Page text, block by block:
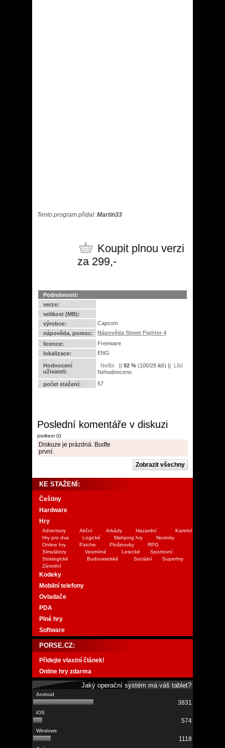
Tento program přidal: Martin33
Koupit plnou verzi
za 299,-
Podrobnosti:
verze:
velikost (MB):
výrobce:
Capcom
nápověda, pomoc:
Nápověda Street Fighter 4
licence:
Freeware
lokalizace:
ENG
Hodnocení
uživateli:
|| 92 % (100/28 lidí) ||
Nehodnoceno
počet stažení:
57
Poslední komentáře v diskuzi
(celkem 0)
Diskuze je prázdná. Buďte
první.
KE STAŽENÍ:
Češtiny
Hardware
Hry
Adventury Akční Arkády Hazardní
Karetní
Hry pro dva
Logické Mahjong hry
Novinky
Online hry
Patche Plošinovky
RPG
Simulátory
Vesmírné Letecké
Sportovní
Strategické
Budovatelské Sociální
Superhry
Závodní
Kodeky
Mobilní telefony
Ovladače
PDA
Plné hry
Software
PORSE.CZ:
Přidejte vlastní článek!
Online hry zdarma
Jaký operační systém má váš tablet?
3831
574
1118